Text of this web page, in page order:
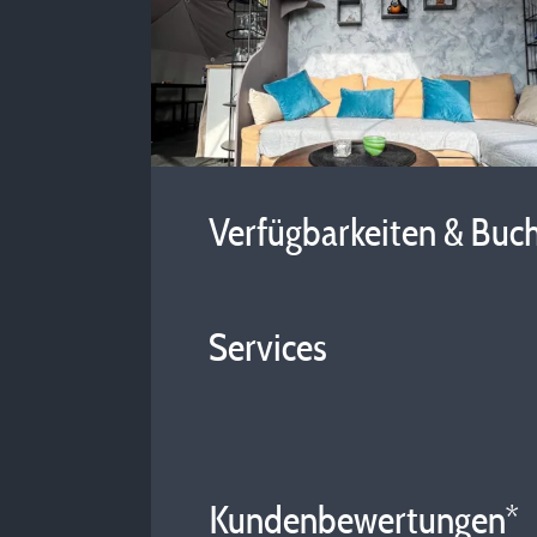
Verfügbarkeiten &
Services
Kundenbewertungen*